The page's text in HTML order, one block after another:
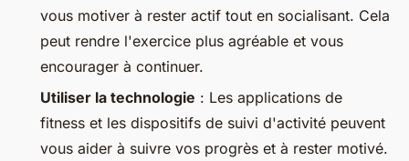
vous motiver à rester actif tout en socialisant. Cela
peut rendre l'exercice plus agréable et vous
encourager à continuer.
Utiliser la technologie : Les applications de
fitness et les dispositifs de suivi d'activité peuvent
vous aider à suivre vos progrès et à rester motivé.